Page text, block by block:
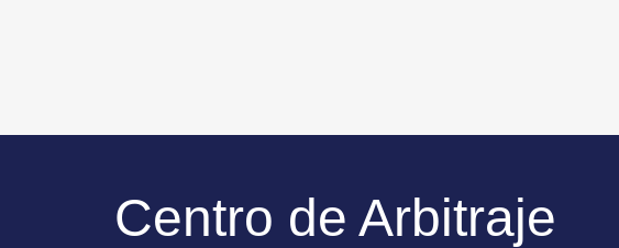
Centro de Arbitraje